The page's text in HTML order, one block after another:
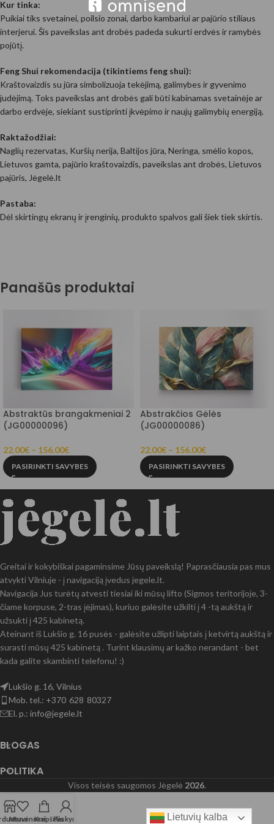
Kur tinka:
Puikiai tiks svetainei, poilsio zonai, darbo kambariui ar pajūrio stiliaus
interjerui. Šis paveikslas ant drobės padeda sukurti erdvės ir ramybės
pojūtį.
Feng Shui rekomendacija (tikintiems feng shui):
Kraštovaizdis su jūra simbolizuoja tekėjimą, galimybes ir gyvenimo
judėjimą. Toks paveikslas ant drobės gali būti kabinamas svetainėje ar
darbo erdvėje, siekiant sustiprinti įkvėpimo ir naujų galimybių energiją.
Raktažodžiai:
Naglių rezervatas, Kuršių nerija, Baltijos jūra, Neringa, smėlio kopos,
Lietuvos gamta, pajūrio kraštovaizdis, paveikslas ant drobės, Lietuvos
pajūris, Jėgelė.lt
Pastaba:
Dėl skirtingų ekranų ir įrenginių, produkto spalvos gali šiek tiek skirtis.
Panašūs produktai
Abstraktūs brangakmeniai 2
(JG00000096)
22.00€ – 156.00€
PASIRINKTI SAVYBES
Abstrakčios Gėlės
(JG00000086)
22.00€ – 156.00€
PASIRINKTI SAVYBES
Greitai ir kokybiškai pagaminsime Jūsų paveikslą! Paprasčiausia pas mus
atvykti Vilniuje - į navigaciją įvedus jegele.lt.
Navigacija Jus turėtų atvesti tiesiai iki mūsų lifto (Sigmos teritorijoje, 3-
čiame korpuse, 2-tras įėjimas), kuriuo galėsite užkilti į 4 -tą aukštą ir
užsukti į 425 kabinetą.
Ateinant iš Lukšio g. 16 pusės - galėsite užlipti laiptais į ketvirtą aukštą ir
surasti mūsų 425 kabinetą . Turint klausimų ar kažko nerandant - bet
kada galite skambinti telefonu! :)
Lukšio g. 16, Vilnius
Mob. tel.: +370 628 80327
El. p.: info@jegele.lt
BLOGAS
POLITIKA
Visos teisės saugomos Jėgelė 2026.
Mano noraiKrepšelisPaskyra Lietuvių kalba